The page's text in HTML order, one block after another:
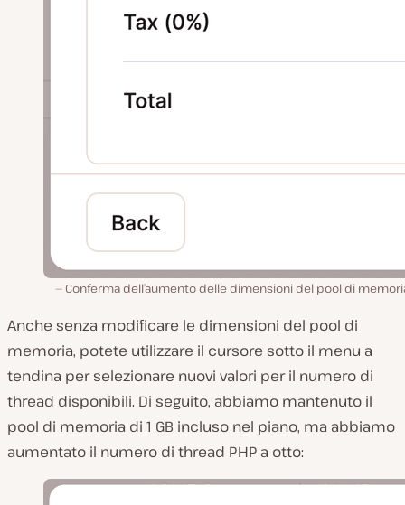
Conferma dell’aumento delle dimensioni del pool di memoria
Anche senza modificare le dimensioni del pool di
memoria, potete utilizzare il cursore sotto il menu a
tendina per selezionare nuovi valori per il numero di
thread disponibili. Di seguito, abbiamo mantenuto il
pool di memoria di 1 GB incluso nel piano, ma abbiamo
aumentato il numero di thread PHP a otto: